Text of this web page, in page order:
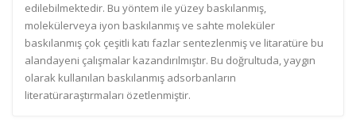
edilebilmektedir. Bu yöntem ile yüzey baskılanmış,
molekülerveya iyon baskılanmış ve sahte moleküler
baskılanmış çok çeşitli katı fazlar sentezlenmiş ve litaratüre bu
alandayeni çalışmalar kazandırılmıştır. Bu doğrultuda, yaygın
olarak kullanılan baskılanmış adsorbanların
literatüraraştırmaları özetlenmiştir.